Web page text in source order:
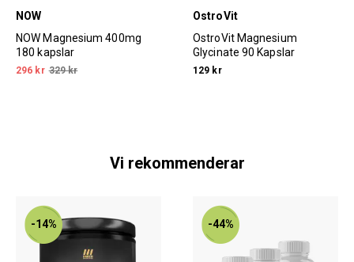
NOW
NOW Magnesium 400mg
180 kapslar
296 kr 329 kr
OstroVit
OstroVit Magnesium
Glycinate 90 Kapslar
129 kr
Vi rekommenderar
-14% -44%